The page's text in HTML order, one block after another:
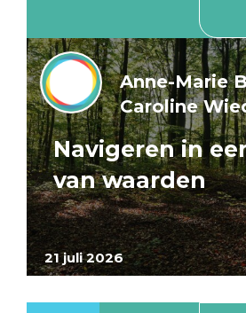
21 juli 2026
Anne-Marie
Caroline
Navigeren in
van waarden